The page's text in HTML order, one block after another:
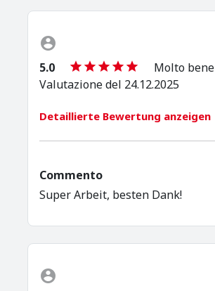
5.0
Molto bene
Valutazione del 24.12.2025
Detaillierte Bewertung anzeigen
Commento
Super Arbeit, besten Dank!